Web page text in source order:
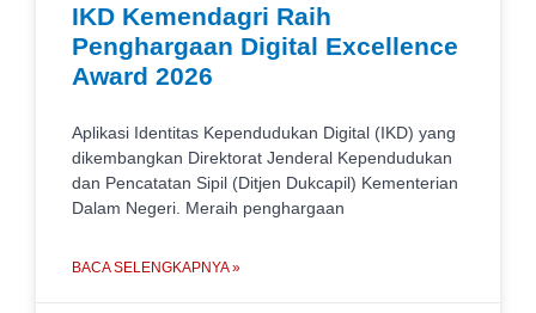
IKD Kemendagri Raih
Penghargaan Digital Excellence
Award 2026
Aplikasi Identitas Kependudukan Digital (IKD) yang
dikembangkan Direktorat Jenderal Kependudukan
dan Pencatatan Sipil (Ditjen Dukcapil) Kementerian
Dalam Negeri. Meraih penghargaan
BACA SELENGKAPNYA »